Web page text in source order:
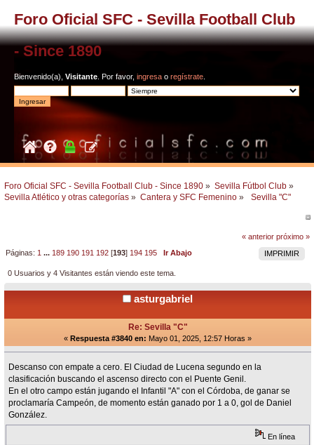
Foro Oficial SFC - Sevilla Football Club
- Since 1890
Bienvenido(a), Visitante . Por favor, ingresa o regístrate
Foro Oficial SFC - Sevilla Football Club - Since 1890 » Sevilla Fútbol Club »
Sevilla Atlético y otras categorías » Cantera y SFC Femenino » Sevilla "C"
« anterior próximo »
IMPRIMIR
Páginas: 1 ... 189 190 191 192 [193] 194 195 Ir Abajo
0 Usuarios y 4 Visitantes están viendo este tema.
asturgabriel
Re: Sevilla "C"
« Respuesta #3840 en: Mayo 01, 2025, 12:57 Horas »
Descanso con empate a cero. El Ciudad de Lucena segundo en la
clasificación buscando el ascenso directo con el Puente Genil.
En el otro campo están jugando el Infantil "A" con el Córdoba, de ganar se
proclamaría Campeón, de momento están ganado por 1 a 0, gol de Daniel
González.
En línea